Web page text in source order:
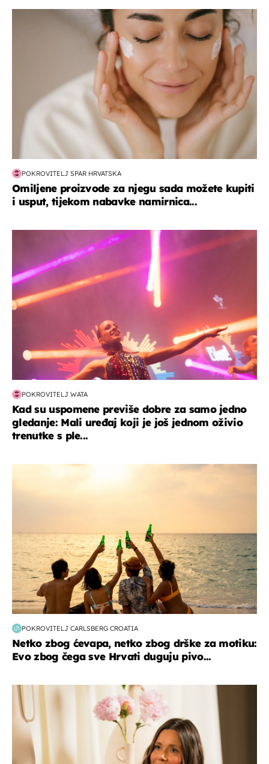
moda & ljepota
POKROVITELJ SPAR HRVATSKA
Omiljene proizvode za njegu sada možete kupiti
i usput, tijekom nabavke namirnica...
POKROVITELJ WATA
Kad su uspomene previše dobre za samo jedno
gledanje: Mali uređaj koji je još jednom oživio
trenutke s ple...
POKROVITELJ CARLSBERG CROATIA
Netko zbog ćevapa, netko zbog drške za motiku:
Evo zbog čega sve Hrvati duguju pivo...
moda & ljepota